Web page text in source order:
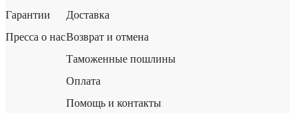
Гарантии
Пресса о нас
Доставка
Возврат и отмена
Таможенные пошлины
Оплата
Помощь и контакты